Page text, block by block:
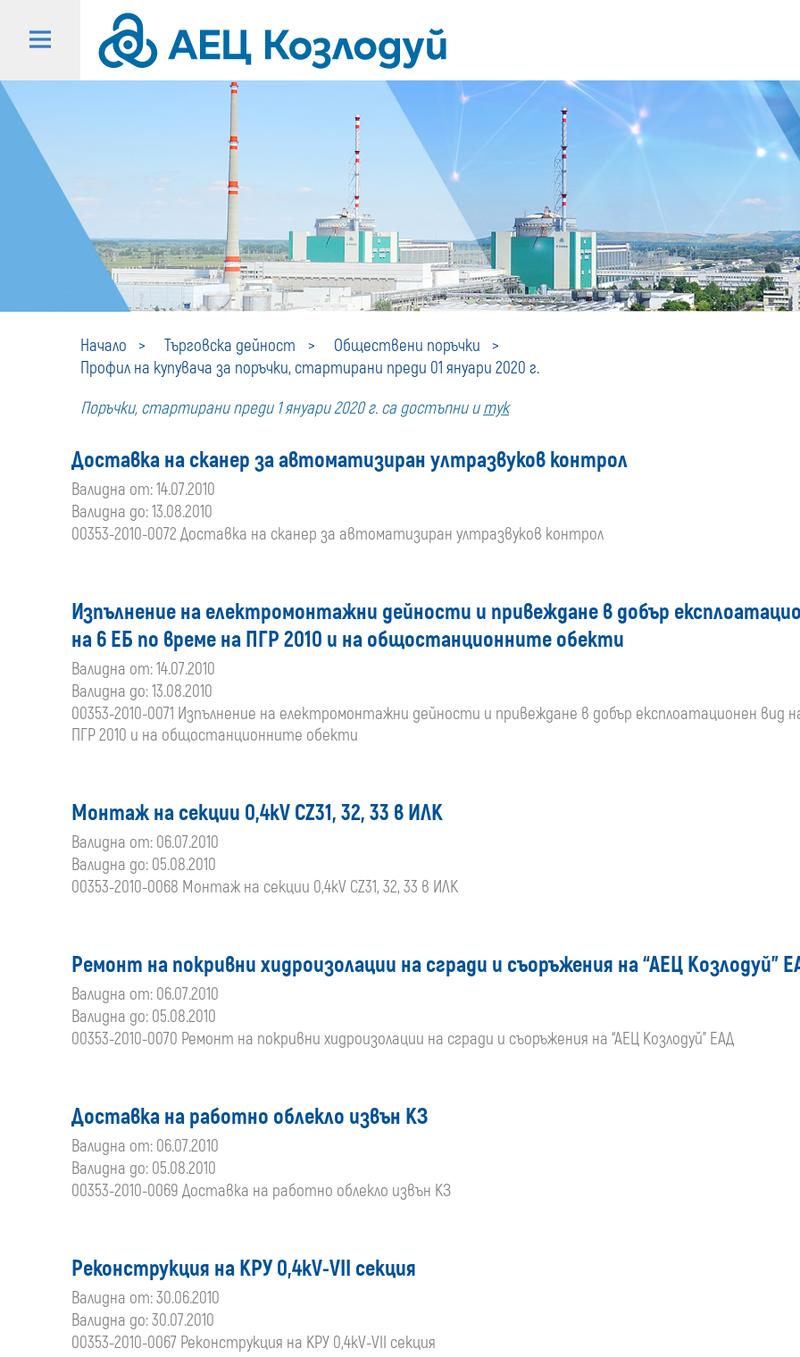
Начало Търговска дейност
Обществени поръчки
Профил на купувача за поръчки, стартирани преди 01 януари 2020 г.
за
поръчки,
преди
01
януари
Поръчки, стартирани преди 1 януари 2020 г. са достъпни итук
Доставка на сканер за автоматизиран ултразвуков контрол
Валидна от: 14.07.2010
Валидна до: 13.08.2010
00353-2010-0072 Доставка на сканер за автоматизиран ултразвуков контрол
Изпълнение на електромонтажни дейности и привеждане в добър
на 6 ЕБ по време на ПГР 2010 и на общостанционните обекти
Валидна от: 14.07.2010
Валидна до: 13.08.2010
00353-2010-0071 Изпълнение на електромонтажни дейности и привеждане в добър експлоатационен вид
ПГР 2010 и на общостанционните обекти
Монтаж на секции 0,4kV CZ31, 32, 33 в ИЛК
Валидна от: 06.07.2010
Валидна до: 05.08.2010
00353-2010-0068 Монтаж на секции 0,4kV CZ31, 32, 33 в ИЛК
Ремонт на покривни хидроизолации на сгради и съоръжения на “АЕЦ Козлодуй”
Валидна от: 06.07.2010
Валидна до: 05.08.2010
00353-2010-0070 Ремонт на покривни хидроизолации на сгради и съоръжения на “АЕЦ Козлодуй” ЕАД
Доставка на работно облекло извън КЗ
Валидна от: 06.07.2010
Валидна до: 05.08.2010
00353-2010-0069 Доставка на работно облекло извън КЗ
Реконструкция на КРУ 0,4kV-VІІ секция
Валидна от: 30.06.2010
Валидна до: 30.07.2010
00353-2010-0067 Реконструкция на КРУ 0,4kV-VІІ секция